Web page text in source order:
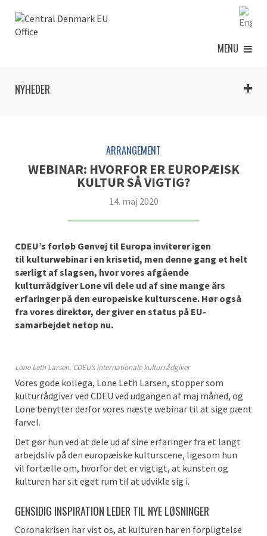
MENU
NYHEDER
ARRANGEMENT
WEBINAR: HVORFOR ER EUROPÆISK
KULTUR SÅ VIGTIG?
14. maj 2020
CDEU’s forløb Genvej til Europa inviterer igen
til kulturwebinari en krisetid, men denne gang et helt
særligt af slagsen, hvor vores afgående
kulturrådgiver Lonevil dele ud af sine mange års
erfaringerpå den europæiske kulturscene. Hør også
fra vores direktør, der giver en status på EU-
samarbejdet netop nu.
Lone Leth Larsen, CDEU’s internationale kulturrådgiver
Vores gode kollega, Lone Leth Larsen, stopper som
kulturrådgiver ved CDEU ved udgangen af maj måned, og
Lone benytter derfor vores næste webinar til at sige pænt
farvel.
Det gør hun ved at dele ud afsine erfaringer fra et langt
arbejdsliv på den europæiske kulturscene, ligesom hun
vil fortælle om, hvorfordet er vigtigt, at kunsten og
kulturen har sit eget rum til at udvikle sig i.
GENSIDIG INSPIRATION LEDER TIL NYE LØSNINGER
Coronakrisen har vist os, at kulturen har en forpligtelse